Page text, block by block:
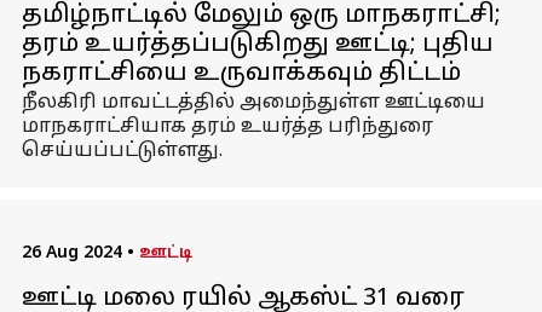
தமிழ்நாட்டில் மேலும் ஒரு மாநகராட்சி;
தரம் உயர்த்தப்படுகிறது ஊட்டி; புதிய
நகராட்சியை உருவாக்கவும் திட்டம்
நீலகிரி மாவட்டத்தில் அமைந்துள்ள ஊட்டியை
மாநகராட்சியாக தரம் உயர்த்த பரிந்துரை
செய்யப்பட்டுள்ளது.
26 Aug 2024 • ஊட்டி
ஊட்டி மலை ரயில் ஆகஸ்ட் 31 வரை